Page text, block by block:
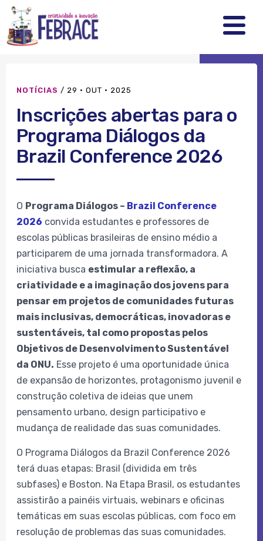
FEBRRACE
.
.
.
NOTÍCIAS / 29 · OUT · 2025
Inscrições abertas para o
Programa Diálogos da
Brazil Conference 2026
O Programa Diálogos – Brazil Conference
2026 convida estudantes e professores de
escolas públicas brasileiras de ensino médio a
participarem de uma jornada transformadora. A
iniciativa busca estimular a reflexão, a
criatividade e a imaginação dos jovens para
pensar em projetos de comunidades futuras
mais inclusivas, democráticas, inovadoras e
sustentáveis, tal como propostas pelos
Objetivos de Desenvolvimento Sustentável
da ONU. Esse projeto é uma oportunidade única
de expansão de horizontes, protagonismo juvenil e
construção coletiva de ideias que unem
pensamento urbano, design participativo e
mudança de realidade das suas comunidades.
O Programa Diálogos da Brazil Conference 2026
terá duas etapas: Brasil (dividida em três
subfases) e Boston. Na Etapa Brasil, os estudantes
assistirão a painéis virtuais, webinars e oficinas
temáticas em suas escolas públicas, com foco em
resolução de problemas das suas comunidades.